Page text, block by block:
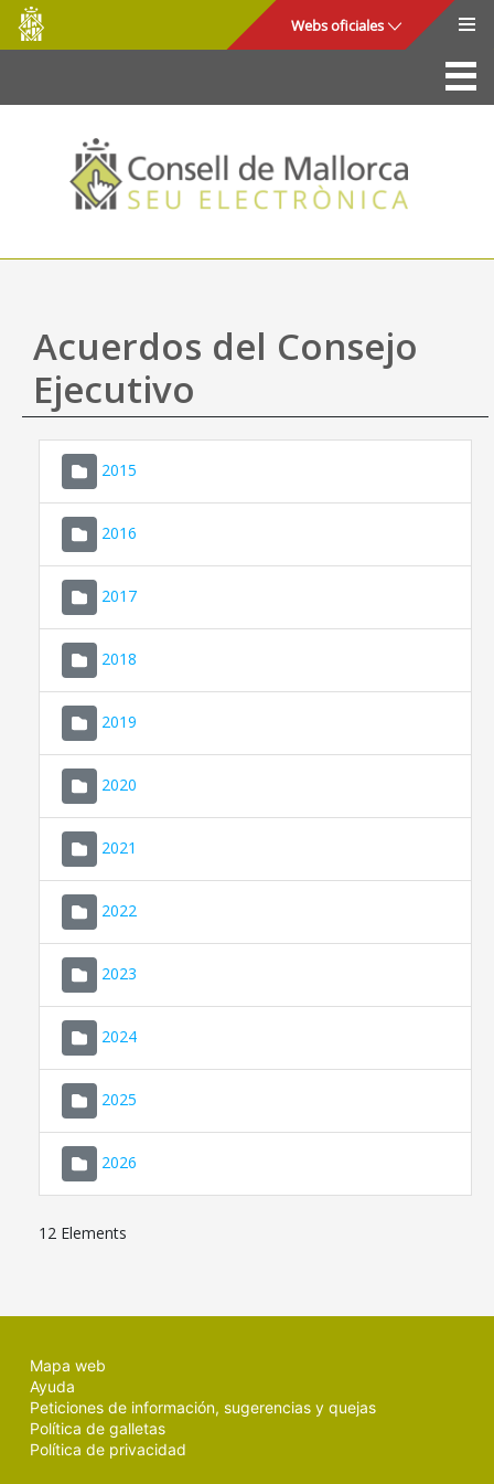
Saltar al contenido principal
Consell
de
Mallorca
Webs oficiales
La Sede
Consejo de Mallorca
Acceso y seguridad
Utilidades
Mapa web
Ayuda
Acuerdos del Consejo
Ejecutivo
2015
2016
2017
2018
2019
2020
2021
2022
2023
2024
2025
2026
12 Elements
Mapa web
Ayuda
Peticiones de información, sugerencias y quejas
Política de galletas
Política de privacidad